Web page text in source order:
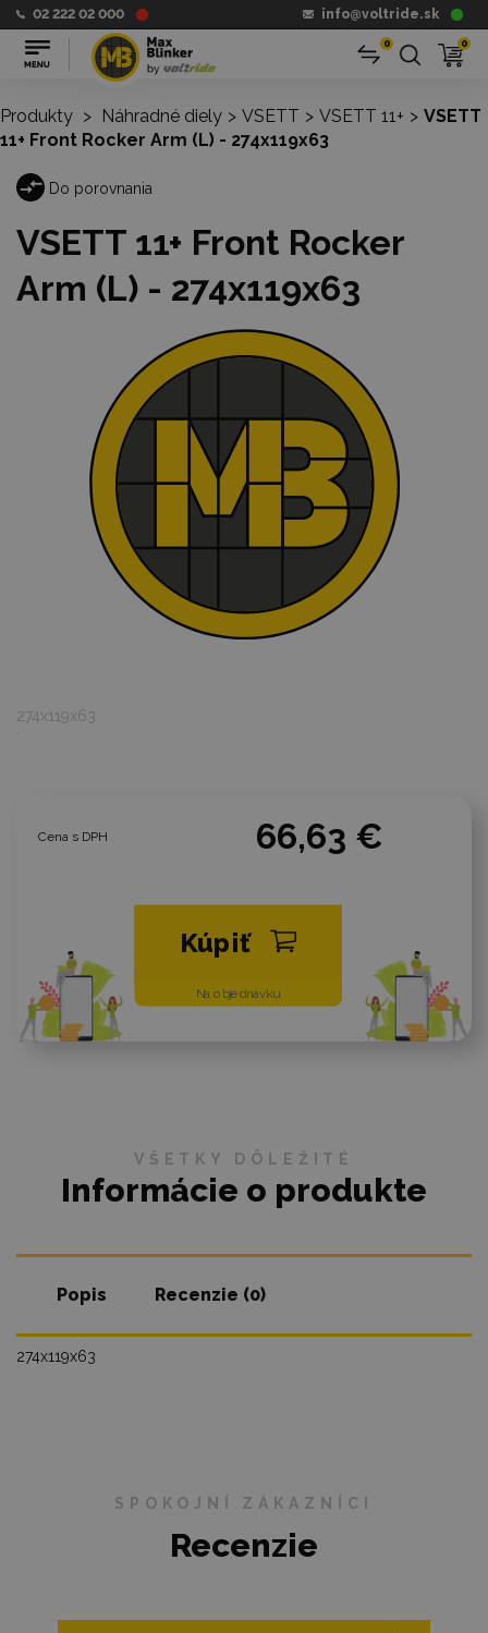
02 222 02 000 info@voltride.sk
0 0
Produkty > Náhradné diely > VSETT > VSETT 11+ > VSETT
11+ Front Rocker Arm (L) - 274x119x63
Do porovnania
VSETT 11+ Front Rocker
Arm (L) - 274x119x63
274x119x63
`
Cena s DPH 66,63 €
Na objednávku
Kúpiť
VŠETKY DÔLEŽITÉ
Informácie o produkte
Popis Recenzie (0)
274x119x63
SPOKOJNÍ ZÁKAZNÍCI
Recenzie